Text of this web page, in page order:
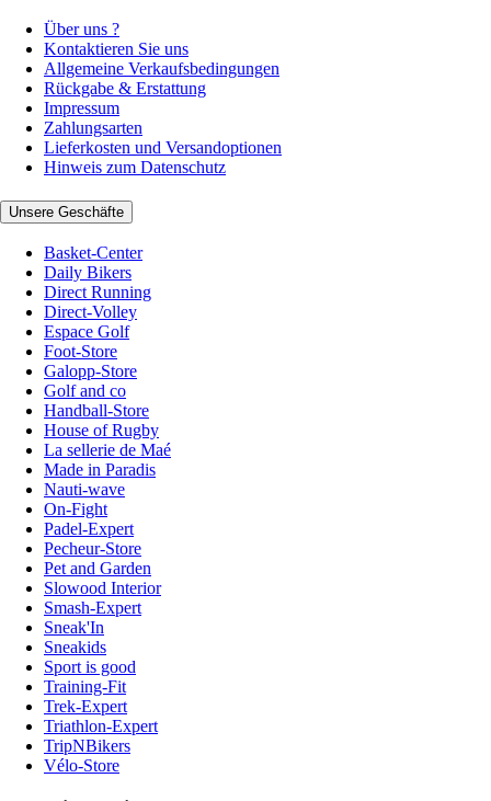
Über uns ?
Kontaktieren Sie uns
Allgemeine Verkaufsbedingungen
Rückgabe & Erstattung
Impressum
Zahlungsarten
Lieferkosten und Versandoptionen
Hinweis zum Datenschutz
Unsere Geschäfte
Basket-Center
Daily Bikers
Direct Running
Direct-Volley
Espace Golf
Foot-Store
Galopp-Store
Golf and co
Handball-Store
House of Rugby
La sellerie de Maé
Made in Paradis
Nauti-wave
On-Fight
Padel-Expert
Pecheur-Store
Pet and Garden
Slowood Interior
Smash-Expert
Sneak'In
Sneakids
Sport is good
Training-Fit
Trek-Expert
Triathlon-Expert
TripNBikers
Vélo-Store